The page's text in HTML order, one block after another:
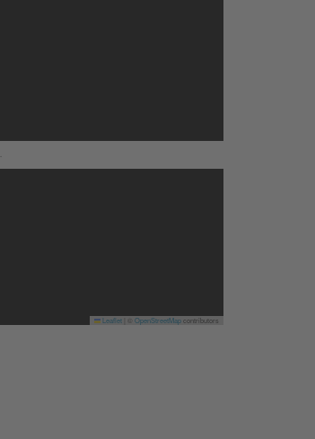
Leaflet OpenStreetMapcontributors